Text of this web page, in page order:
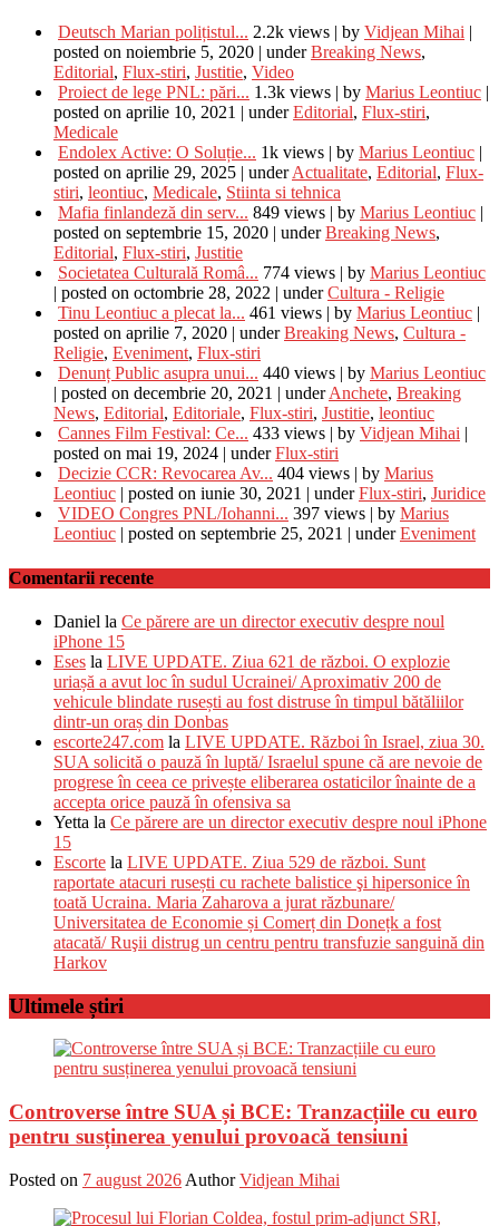
Deutsch Marian polițistul... 2.2k views | by Vidjean Mihai |
posted on noiembrie 5, 2020 | underBreaking News,
Editorial, Flux-stiri, Justitie, Video
Proiect de lege PNL: pări... 1.3k views | by Marius Leontiuc |
posted on aprilie 10, 2021 | underEditorial, Flux-stiri,
Medicale
Endolex Active: O Soluție... 1k views | by Marius Leontiuc |
posted on aprilie 29, 2025 | underActualitate, Editorial, Flux-
stiri, leontiuc, Medicale, Stiinta si tehnica
Mafia finlandeză din serv... 849 views | by Marius Leontiuc |
posted on septembrie 15, 2020 | underBreaking News,
Editorial, Flux-stiri, Justitie
Societatea Culturală Româ... 774 views | by Marius Leontiuc
| posted on octombrie 28, 2022 | underCultura - Religie
Tinu Leontiuc a plecat la... 461 views | by Marius Leontiuc |
posted on aprilie 7, 2020 | underBreaking News, Cultura -
Religie, Eveniment, Flux-stiri
Denunț Public asupra unui... 440 views | by Marius Leontiuc
| posted on decembrie 20, 2021 | underAnchete, Breaking
News, Editorial, Editoriale, Flux-stiri, Justitie, leontiuc
Cannes Film Festival: Ce... 433 views | by Vidjean Mihai |
posted on mai 19, 2024 | underFlux-stiri
Decizie CCR: Revocarea Av... 404 views | by Marius
Leontiuc | posted on iunie 30, 2021 | underFlux-stiri, Juridice
VIDEO Congres PNL/Iohanni... 397 views | by Marius
Leontiuc | posted on septembrie 25, 2021 | underEveniment
Comentarii recente
Daniel la Ce părere are un director executiv despre noul
iPhone 15
Eses la LIVE UPDATE. Ziua 621 de război. O explozie
uriașă a avut loc în sudul Ucrainei/ Aproximativ 200 de
vehicule blindate rusești au fost distruse în timpul bătăliilor
dintr-un oraș din Donbas
escorte247.com la LIVE UPDATE. Război în Israel, ziua 30.
SUA solicită o pauză în luptă/ Israelul spune că are nevoie de
progrese în ceea ce privește eliberarea ostaticilor înainte de a
accepta orice pauză în ofensiva sa
Yetta la Ce părere are un director executiv despre noul iPhone
15
Escorte la LIVE UPDATE. Ziua 529 de război. Sunt
raportate atacuri rusești cu rachete balistice şi hipersonice în
toată Ucraina. Maria Zaharova a jurat răzbunare/
Universitatea de Economie și Comerț din Donețk a fost
atacată/ Ruşii distrug un centru pentru transfuzie sanguină din
Harkov
Ultimele știri
Controverse între SUA și BCE: Tranzacțiile cu euro
pentru susținerea yenului provoacă tensiuni
Posted on 7 august 2026 Author Vidjean Mihai